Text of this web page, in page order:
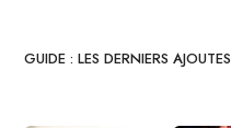
GUIDE : LES DERNIERS AJOUTES